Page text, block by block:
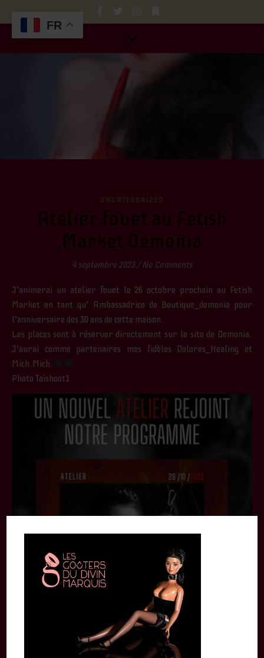
UNCATEGORIZED
Atelier fouet au Fetish
Market Demonia
4 septembre 2023 / No Comments
J’animerai un atelier fouet le 26 octobre prochain au Fetish
Market en tant qu’ Ambassadrice de Boutique_demonia pour
l’anniversaire des 30 ans de cette maison.
Les places sont à réserver directement sur le site de Demonia.
J’aurai comme partenaires mes fidèles Dolores_Healing et
Mich.Mich.
Photo Taishoot1
FR